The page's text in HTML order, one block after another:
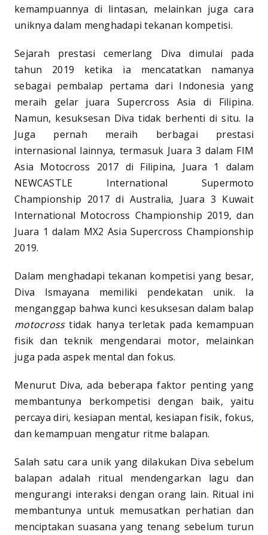
kemampuannya di lintasan, melainkan juga cara
uniknya dalam menghadapi tekanan kompetisi.
Sejarah prestasi cemerlang Diva dimulai pada
tahun 2019 ketika ia mencatatkan namanya
sebagai pembalap pertama dari Indonesia yang
meraih gelar juara Supercross Asia di Filipina.
Namun, kesuksesan Diva tidak berhenti di situ. Ia
Juga pernah meraih berbagai prestasi
internasional lainnya, termasuk Juara 3 dalam FIM
Asia Motocross 2017 di Filipina, Juara 1 dalam
NEWCASTLE International Supermoto
Championship 2017 di Australia, Juara 3 Kuwait
International Motocross Championship 2019, dan
Juara 1 dalam MX2 Asia Supercross Championship
2019.
Dalam menghadapi tekanan kompetisi yang besar,
Diva Ismayana memiliki pendekatan unik. Ia
menganggap bahwa kunci kesuksesan dalam balap
motocrosstidak hanya terletak pada kemampuan
fisik dan teknik mengendarai motor, melainkan
juga pada aspek mental dan fokus.
Menurut Diva, ada beberapa faktor penting yang
membantunya berkompetisi dengan baik, yaitu
percaya diri, kesiapan mental, kesiapan fisik, fokus,
dan kemampuan mengatur ritme balapan.
Salah satu cara unik yang dilakukan Diva sebelum
balapan adalah ritual mendengarkan lagu dan
mengurangi interaksi dengan orang lain. Ritual ini
membantunya untuk memusatkan perhatian dan
menciptakan suasana yang tenang sebelum turun